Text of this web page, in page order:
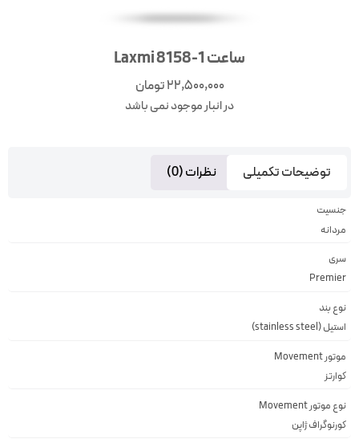
ساعت Laxmi 8158-1
22,500,000تومان
در انبار موجود نمی باشد
توضیحات تکمیلی نظرات (0)
جنسیت
مردانه
سری
Premier
نوع بند
استیل (stainless steel)
موتور Movement
کوارتز
نوع موتور Movement
کورنوگراف ژاپن